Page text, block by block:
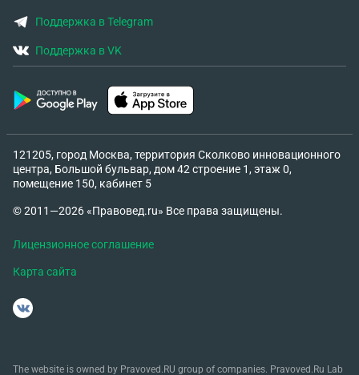
Поддержка в Telegram
Поддержка в VK
121205, город Москва, территория Сколково инновационного
центра, Большой бульвар, дом 42 строение 1, этаж 0,
помещение 150, кабинет 5
© 2011—2026 «Правовед.ru» Все права защищены.
Лицензионное соглашение
Карта сайта
The website is owned by Pravoved.RU group of companies. Pravoved.Ru Lab